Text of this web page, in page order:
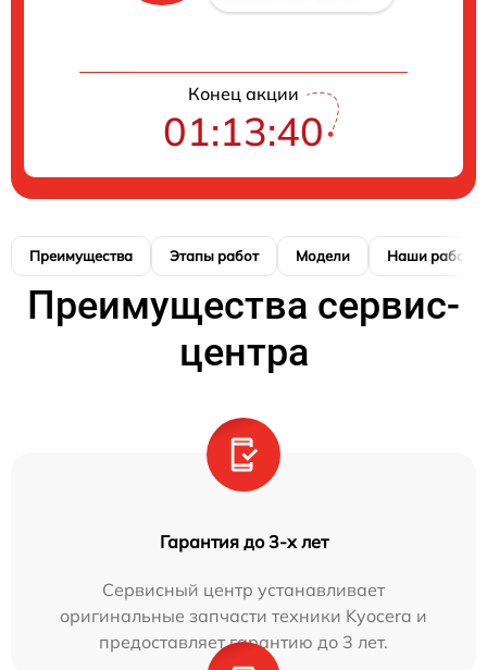
Конец акции
01:13:39
Преимущества Этапы работ Модели Наши работы
Преимущества сервис-
центра
Гарантия до 3-х лет
Сервисный центр устанавливает
оригинальные запчасти техники Kyocera и
предоставляет гарантию до 3 лет.